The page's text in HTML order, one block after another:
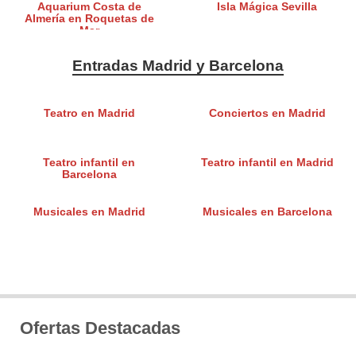
Aquarium Costa de
Almería en Roquetas de
Mar
Isla Mágica Sevilla
Entradas Madrid y Barcelona
Teatro en Madrid Conciertos en Madrid
Teatro infantil en
Barcelona
Teatro infantil en Madrid
Musicales en Madrid Musicales en Barcelona
Ofertas Destacadas